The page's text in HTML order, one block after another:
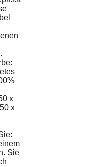
x
x
Sie